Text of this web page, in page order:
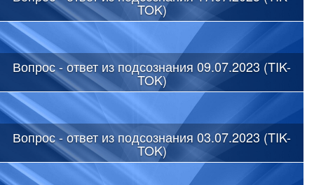
TOK)
Вопрос - ответ из подсознания 09.07.2023 (TIK-
TOK)
Вопрос - ответ из подсознания 03.07.2023 (TIK-
TOK)